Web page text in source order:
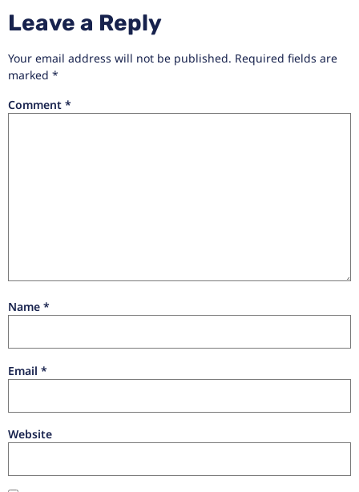
Leave a Reply
Your email address will not be published. Required fields are
marked *
Comment *
Name *
Email *
Website